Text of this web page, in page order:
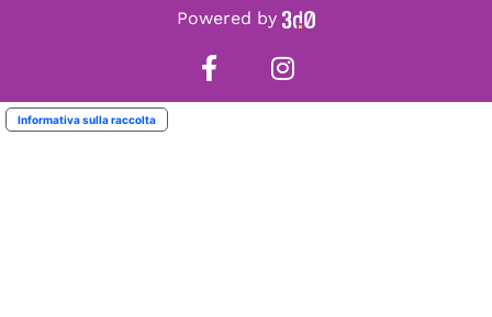
Powered by
Informativa sulla raccolta